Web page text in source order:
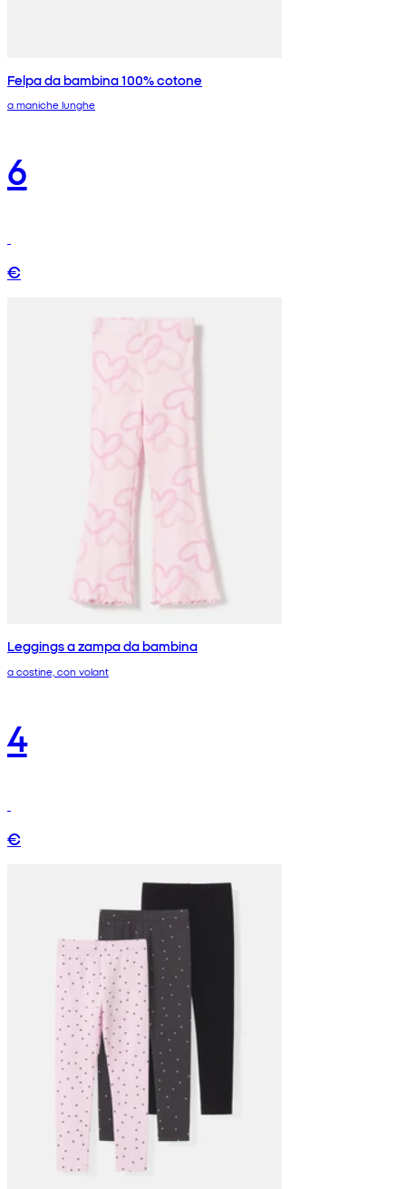
Felpa da bambina 100% cotone
a maniche lunghe
6
€
Leggings a zampa da bambina
a costine, con volant
4
€